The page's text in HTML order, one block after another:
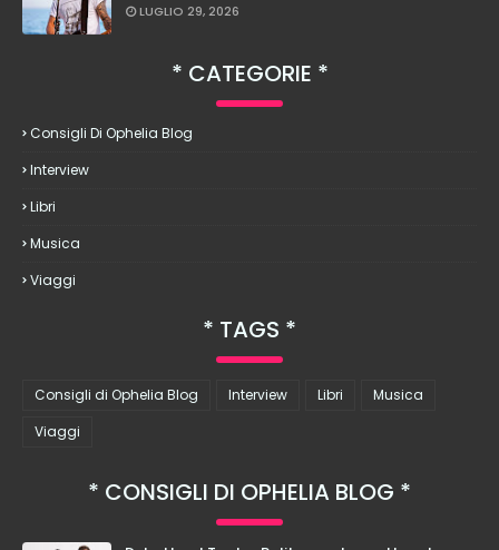
LUGLIO 29, 2026
CATEGORIE
Consigli Di Ophelia Blog
Interview
Libri
Musica
Viaggi
TAGS
Consigli di Ophelia Blog Interview Libri
Musica
Viaggi
CONSIGLI DI OPHELIA BLOG